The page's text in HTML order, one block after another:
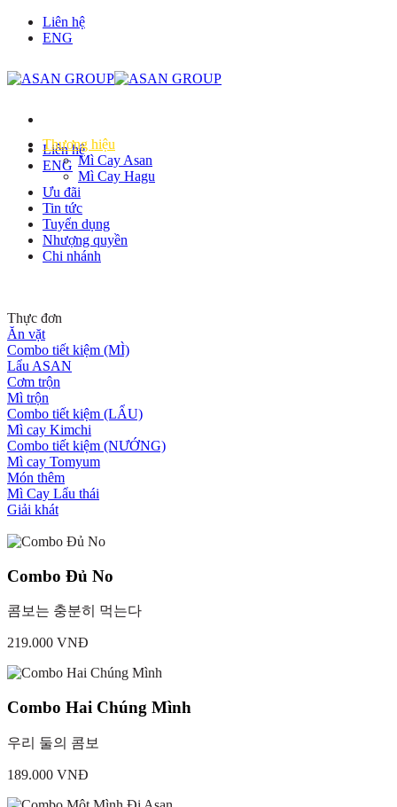
Chuyển
dung
Liên hệ
ENG
Liên hệ
ENG
Thương hiệu
Mì Cay Asan
Mì Cay Hagu
Ưu đãi
Tin tức
Tuyển dụng
Nhượng quyền
Chi nhánh
Thực đơn
Ăn vặt
Combo tiết kiệm (MÌ)
Lẩu ASAN
Cơm trộn
Mì trộn
Combo tiết kiệm (LẨU)
Mì cay Kimchi
Combo tiết kiệm (NƯỚNG)
Mì cay Tomyum
Món thêm
Mì Cay Lẩu thái
Giải khát
Combo Đủ No
콤보는 충분히 먹는다
219.000 VNĐ
Combo Hai Chúng Mình
우리 둘의 콤보
189.000 VNĐ